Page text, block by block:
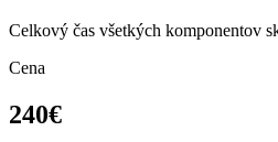
Celkový čas všetkých komponentov
Cena
240€